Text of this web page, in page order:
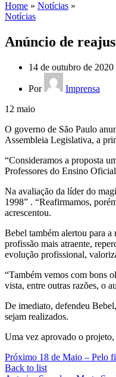
Home » Notícias »
Notícias
Anúncio de
14 de outubro de 2020
Por
Imprensa
12 maio
O governo de São Paulo
Assembleia Legislativa, a
“Consideramos a proposta
Professores do Ensino
Na avaliação da líder do
1998” . “Reafirmamos,
acrescentou.
Bebel também alertou para a
profissão mais atraente,
evolução profissional,
“Também vemos com bons
vista, entre outras razões, o
De imediato, defendeu
sejam realizados.
Uma vez aprovado o
Próximo 18 de Maio – Pelo
Back to list